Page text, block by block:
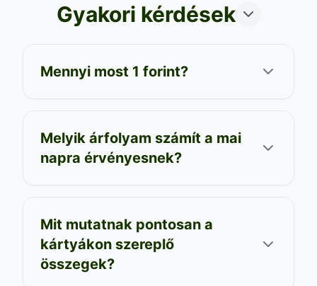
Gyakori kérdések
Mennyi most 1 forint?
Melyik árfolyam számít a mai
napra érvényesnek?
Mit mutatnak pontosan a
kártyákon szereplő
összegek?